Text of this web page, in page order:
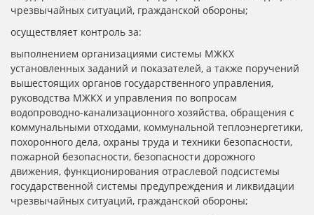
чрезвычайных ситуаций, гражданской обороны;
осуществляет контроль за:
выполнением организациями системы МЖКХ
установленных заданий и показателей, а также поручений
вышестоящих органов государственного управления,
руководства МЖКХ и управления по вопросам
водопроводно-канализационного хозяйства, обращения с
коммунальными отходами, коммунальной теплоэнергетики,
похоронного дела, охраны труда и техники безопасности,
пожарной безопасности, безопасности дорожного
движения, функционирования отраслевой подсистемы
государственной системы предупреждения и ликвидации
чрезвычайных ситуаций, гражданской обороны;